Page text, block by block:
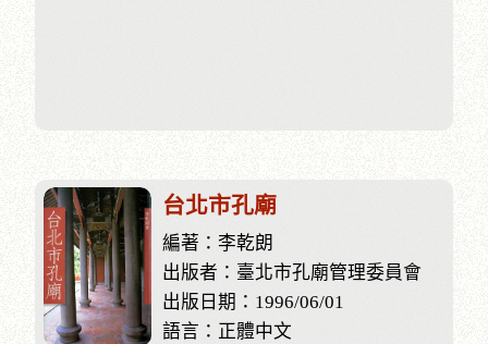
台北市孔廟
編著：李乾朗
出版者：臺北市孔廟管理委員會
出版日期：1996/06/01
語言：正體中文